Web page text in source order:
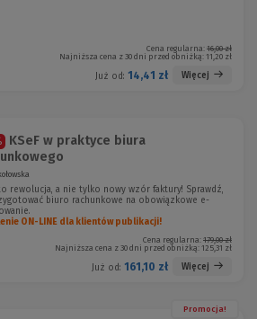
Cena regularna: 16,00 zł
Najniższa cena z 30 dni przed obniżką: 11,20 zł
Już od: 14,41 zł Więcej
KSeF w praktyce biura
to rewolucja, a nie tylko nowy wzór faktury! Sprawdź,
biuro rachunkowe na obowiązkowe e-
ON-LINE dla klientów publikacji!
Cena regularna: 179,00 zł
Najniższa cena z 30 dni przed obniżką: 125,31 zł
Już od: 161,10 zł Więcej
Promocja!